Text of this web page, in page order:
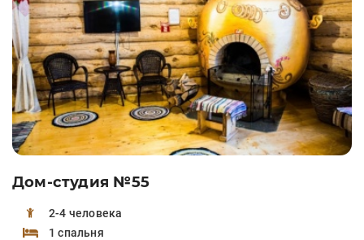
Дом-студия №55
2-4 человека
1 спальня